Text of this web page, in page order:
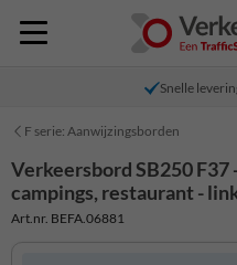
Snelle
F serie: Aanwijzingsborden
Verkeersbord SB250
campings, restaurant -
Art.nr. BEFA.06881